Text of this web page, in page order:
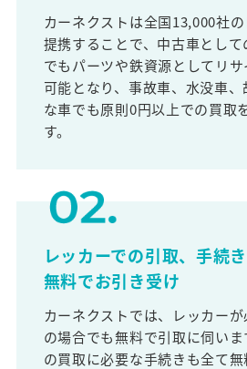
カーネクストは全国13,000社
提携することで、中古車とし
でもパーツや鉄資源としてリ
可能となり、事故車、水没車
な車でも原則0円以上での買取
す。
レッカーでの引取、手続
無料でお引き受け
カーネクストでは、レッカー
の場合でも無料で引取に伺い
の買取に必要な手続きも全て